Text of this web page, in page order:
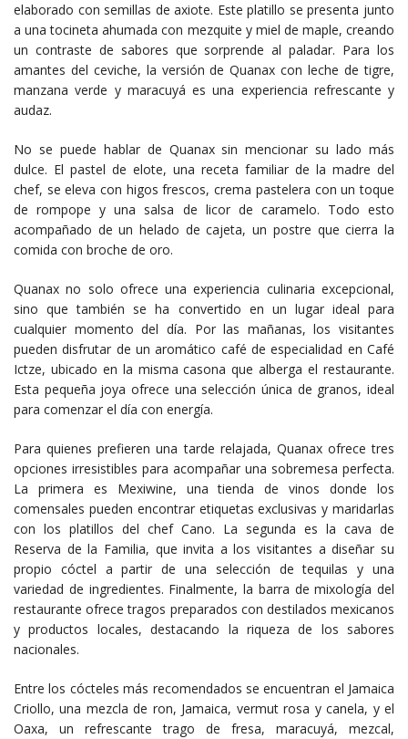
elaborado con semillas de axiote. Este platillo se presenta junto
a una tocineta ahumada con mezquite y miel de maple, creando
un contraste de sabores que sorprende al paladar. Para los
amantes del ceviche, la versión de Quanax con leche de tigre,
manzana verde y maracuyá es una experiencia refrescante y
audaz.
No se puede hablar de Quanax sin mencionar su lado más
dulce. El pastel de elote, una receta familiar de la madre del
chef, se eleva con higos frescos, crema pastelera con un toque
de rompope y una salsa de licor de caramelo. Todo esto
acompañado de un helado de cajeta, un postre que cierra la
comida con broche de oro.
Quanax no solo ofrece una experiencia culinaria excepcional,
sino que también se ha convertido en un lugar ideal para
cualquier momento del día. Por las mañanas, los visitantes
pueden disfrutar de un aromático café de especialidad en Café
Ictze, ubicado en la misma casona que alberga el restaurante.
Esta pequeña joya ofrece una selección única de granos, ideal
para comenzar el día con energía.
Para quienes prefieren una tarde relajada, Quanax ofrece tres
opciones irresistibles para acompañar una sobremesa perfecta.
La primera es Mexiwine, una tienda de vinos donde los
comensales pueden encontrar etiquetas exclusivas y maridarlas
con los platillos del chef Cano. La segunda es la cava de
Reserva de la Familia, que invita a los visitantes a diseñar su
propio cóctel a partir de una selección de tequilas y una
variedad de ingredientes. Finalmente, la barra de mixología del
restaurante ofrece tragos preparados con destilados mexicanos
y productos locales, destacando la riqueza de los sabores
nacionales.
Entre los cócteles más recomendados se encuentran el Jamaica
Criollo, una mezcla de ron, Jamaica, vermut rosa y canela, y el
Oaxa, un refrescante trago de fresa, maracuyá, mezcal,